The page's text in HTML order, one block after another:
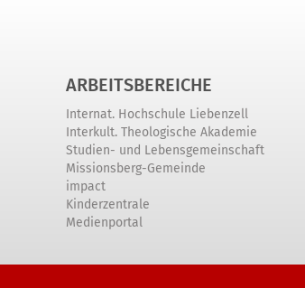
ARBEITSBEREICHE
Internat. Hochschule Liebenzell
Interkult. Theologische Akademie
Studien- und Lebensgemeinschaft
Missionsberg-Gemeinde
impact
Kinderzentrale
Medienportal